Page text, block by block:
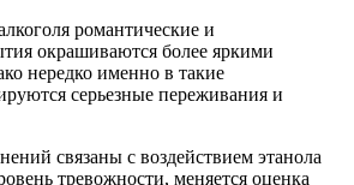
романтические и
окрашиваются более яркими
нередко именно в такие
серьезные переживания и
связаны с воздействием этанола
тревожности, меняется оценка